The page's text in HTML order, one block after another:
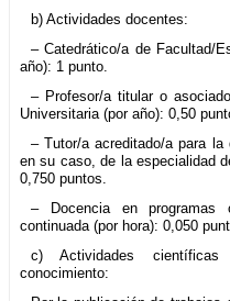
b) Actividades docentes:
– Catedrático/a de Facultad/
año): 1 punto.
– Profesor/a titular o
Universitaria (por año): 0,50
– Tutor/a acreditado/a para la
en su caso, de la especialidad
0,750 puntos.
– Docencia en programas
continuada (por hora): 0,050
c) Actividades
conocimiento: